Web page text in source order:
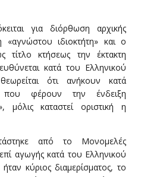
για διόρθωση αρχικής
ιδιοκτήτη» και ο
τίτλο κτήσεως την έκτακτη
κατά του Ελληνικού
ότι ανήκουν κατά
που φέρουν την ένδειξη
καταστεί οριστική η
από το Μονομελές
αγωγής κατά του Ελληνικού
κύριος διαμερίσματος, το